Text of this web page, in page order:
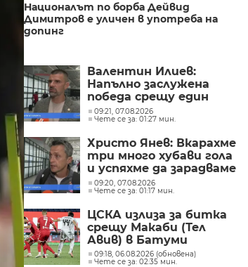
Националът по борба Дейвид
Димитров е уличен в употреба на
допинг
Валентин Илиев:
Напълно заслужена
победа срещу един
много сериозен
съперник
09:21, 07.08.2026
Чете се за: 01:27 мин.
Христо Янев: Вкарахме
три много хубави гола
и успяхме да зарадваме
цяла България
09:20, 07.08.2026
Чете се за: 01:17 мин.
ЦСКА излиза за битка
срещу Макаби (Тел
Авив) в Батуми
09:18, 06.08.2026 (обновена)
Чете се за: 02:35 мин.